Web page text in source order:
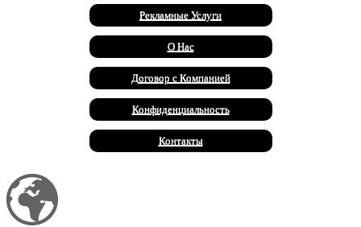
Рекламные Услуги
О Нас
Договор с Компанией
Конфиденциальность
Контакты